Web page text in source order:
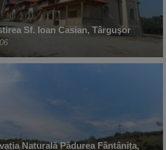
Sf. Ioan Casian, Târguşor
Naturală Pădurea Fântânița,